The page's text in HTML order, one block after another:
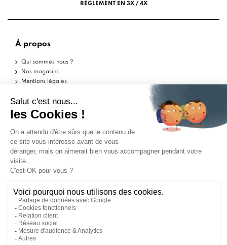
RÈGLEMENT EN 3X / 4X
À propos
Qui sommes nous ?
Nos magasins
Mentions légales
Politique de confidentialité
Aide
Echantillons
Livraisons
Retours
FAQ
Contactez-nous
Marchand approuvé par la Société des Avis Garantis,
cliquez ici pour vérifier.
ILS PARLENT DE NOUS